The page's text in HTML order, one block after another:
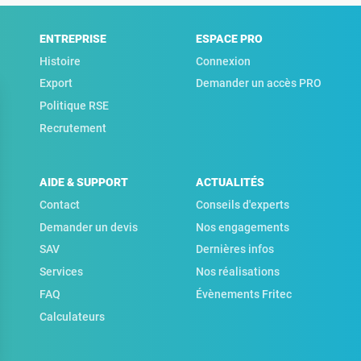
ENTREPRISE
Histoire
Export
Politique RSE
Recrutement
ESPACE PRO
Connexion
Demander un accès PRO
AIDE & SUPPORT
Contact
Demander un devis
SAV
Services
FAQ
Calculateurs
ACTUALITÉS
Conseils d'experts
Nos engagements
Dernières infos
Nos réalisations
Évènements Fritec